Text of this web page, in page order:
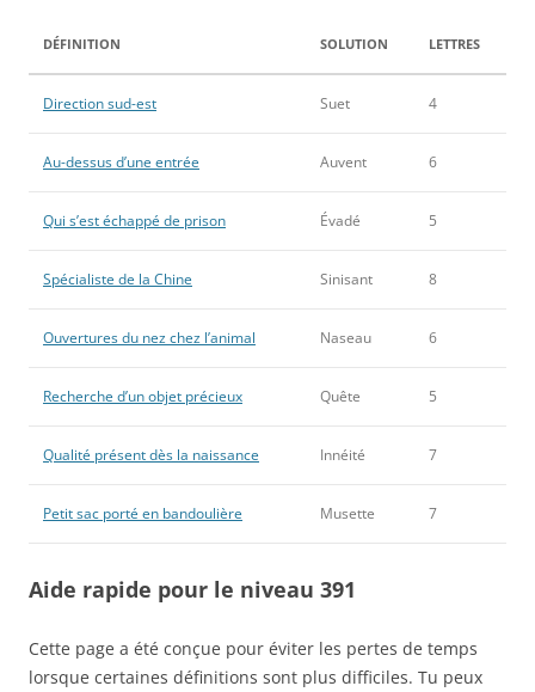
DÉFINITION SOLUTION LETTRES
Direction sud-est Suet 4
Au-dessus d’une entrée Auvent 6
Qui s’est échappé de prison Évadé 5
Spécialiste de la Chine Sinisant 8
Ouvertures du nez chez l’animal Naseau 6
Recherche d’un objet précieux Quête 5
Qualité présent dès la naissance Innéité 7
Petit sac porté en bandoulière Musette 7
Aide rapide pour le niveau 391
Cette page a été conçue pour éviter les pertes de temps
lorsque certaines définitions sont plus difficiles. Tu peux